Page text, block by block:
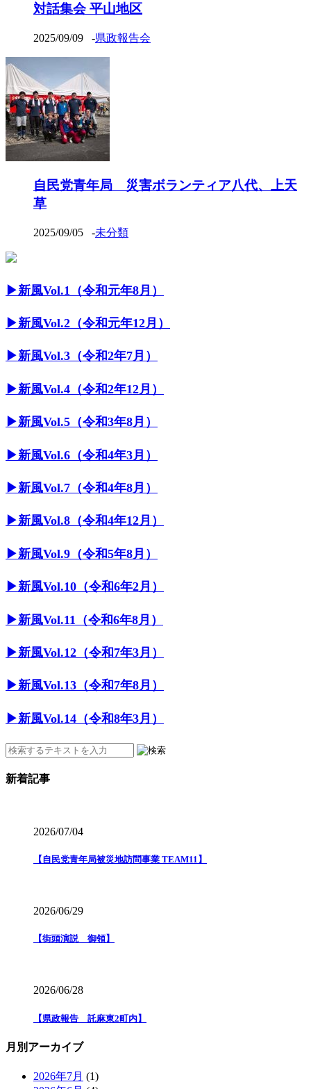
対話集会 平山地区
2025/09/09 -県政報告会
自民党青年局 災害ボランティア八代、上天
草
2025/09/05 -未分類
▶︎新風Vol.1（令和元年8月）
▶︎新風Vol.2（令和元年12月）
▶︎新風Vol.3（令和2年7月）
▶︎新風Vol.4（令和2年12月）
▶︎新風Vol.5（令和3年8月）
▶︎新風Vol.6（令和4年3月）
▶︎新風Vol.7（令和4年8月）
▶︎新風Vol.8（令和4年12月）
▶︎新風Vol.9（令和5年8月）
▶︎新風Vol.10（令和6年2月）
▶︎新風Vol.11（令和6年8月）
▶︎新風Vol.12（令和7年3月）
▶︎新風Vol.13（令和7年8月）
▶︎新風Vol.14（令和8年3月）
新着記事
2026/07/04
【自民党青年局被災地訪問事業 TEAM11】
2026/06/29
【街頭演説 御領】
2026/06/28
【県政報告 託麻東2町内】
月別アーカイブ
2026年7月 (1)